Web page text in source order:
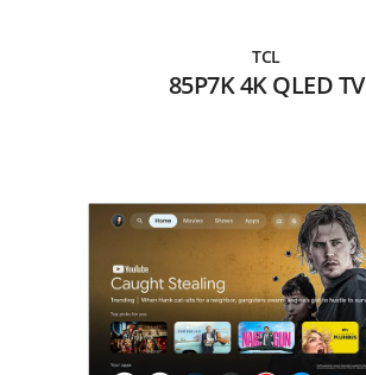
TCL
85P7K 4K QLED TV